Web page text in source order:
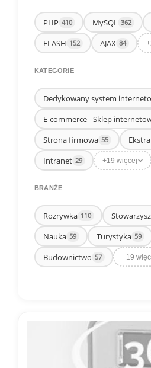
PHP 410 MySQL 362
FLASH 152 AJAX 84
KATEGORIE
Dedykowany system
E-commerce - Sklep
Strona firmowa 55
Intranet 29 +19 więcej
BRANŻE
Rozrywka 110
Nauka 59 Turystyka 59
Budownictwo 57 +19